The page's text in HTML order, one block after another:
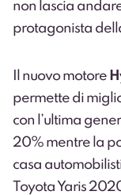
non lascia
protagonista
Il nuovo motore
permette di
con l’ultima
20% mentre la
casa
Toyota Yaris